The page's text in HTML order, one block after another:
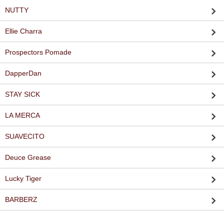
NUTTY
Ellie Charra
Prospectors Pomade
DapperDan
STAY SICK
LA MERCA
SUAVECITO
Deuce Grease
Lucky Tiger
BARBERZ